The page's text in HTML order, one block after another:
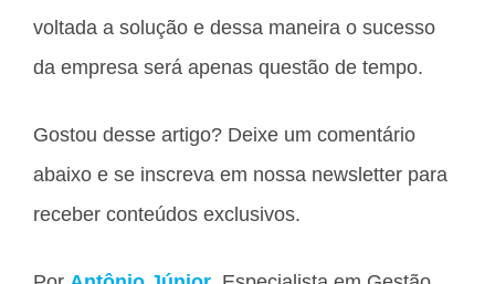
voltada a solução e dessa maneira o sucesso
da empresa será apenas questão de tempo.
Gostou desse artigo? Deixe um comentário
abaixo e se inscreva em nossa newsletter para
receber conteúdos exclusivos.